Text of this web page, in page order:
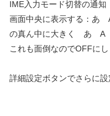
IME入力モード切替の通知
画面中央に表示する：あ
の真ん中に大きく あ A
これも面倒なのでOFFにし
詳細設定ボタンでさらに設